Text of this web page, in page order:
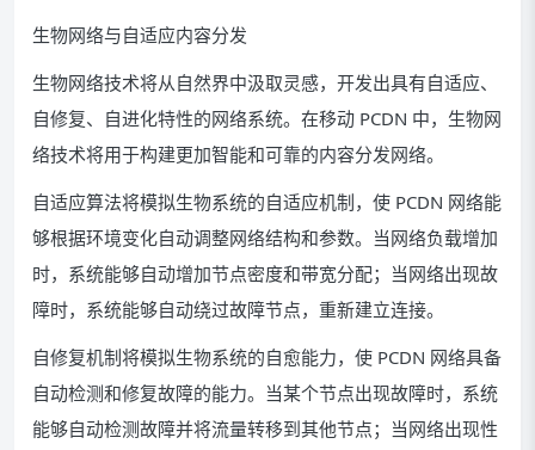
生物网络与自适应内容分发
生物网络技术将从自然界中汲取灵感，开发出具有自适应、
自修复、自进化特性的网络系统。在移动 PCDN 中，生物网
络技术将用于构建更加智能和可靠的内容分发网络。
自适应算法将模拟生物系统的自适应机制，使 PCDN 网络能
够根据环境变化自动调整网络结构和参数。当网络负载增加
时，系统能够自动增加节点密度和带宽分配；当网络出现故
障时，系统能够自动绕过故障节点，重新建立连接。
自修复机制将模拟生物系统的自愈能力，使 PCDN 网络具备
自动检测和修复故障的能力。当某个节点出现故障时，系统
能够自动检测故障并将流量转移到其他节点；当网络出现性